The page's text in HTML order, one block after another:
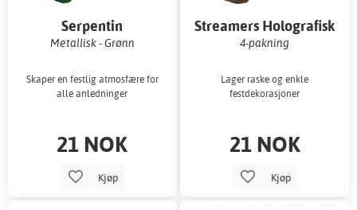
Serpentin
Metallisk - Grønn
Skaper en festlig atmosfære for
alle anledninger
21 NOK
Kjøp
Streamers Holografisk
Roségull 18 m
4-pakning
Lager raske og enkle
festdekorasjoner
21 NOK
Kjøp